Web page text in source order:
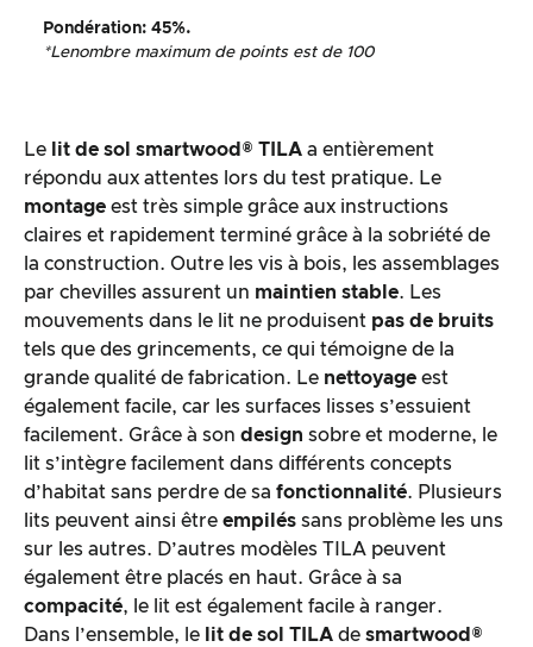
Pondération: 45%.
*Lenombre maximum de points est de 100
Le lit de sol smartwood® TILA a entièrement
répondu aux attentes lors du test pratique. Le
montage est très simple grâce aux instructions
claires et rapidement terminé grâce à la sobriété de
la construction. Outre les vis à bois, les assemblages
par chevilles assurent un maintien stable. Les
mouvements dans le lit ne produisent pas de bruits
tels que des grincements, ce qui témoigne de la
grande qualité de fabrication. Le nettoyage est
également facile, car les surfaces lisses s’essuient
facilement. Grâce à son design sobre et moderne, le
lit s’intègre facilement dans différents concepts
d’habitat sans perdre de sa fonctionnalité. Plusieurs
lits peuvent ainsi être empilés sans problème les uns
sur les autres. D’autres modèles TILA peuvent
également être placés en haut. Grâce à sa
compacité, le lit est également facile à ranger.
Dans l’ensemble, le
lit de sol TILA de smartwood®